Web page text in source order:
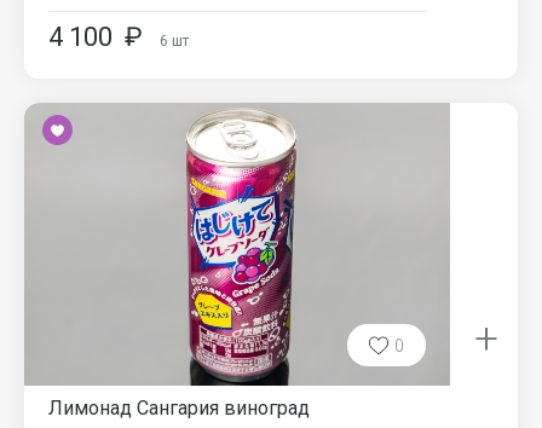
4 100 ₽ 6 шт
0
Лимонад Сангария виноград
+